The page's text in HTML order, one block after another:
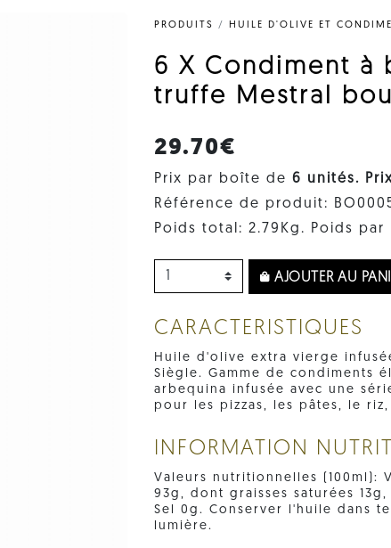
PRODUITS / HUILE D'OLIVE ET
6 X Condiment à
truffe Mestral
29.70€
Prix par boîte de 6 unités.
Référence de produit:
Poids total: 2.79Kg. Poids par
AJOUTER AU
CARACTERISTIQUES
Huile d'olive extra vierge
Siègle. Gamme de condiments
arbequina infusée avec une
pour les pizzas, les pâtes, le
INFORMATION
Valeurs nutritionnelles (100ml):
93g, dont graisses saturées
Sel 0g. Conserver l'huile dans
lumière.